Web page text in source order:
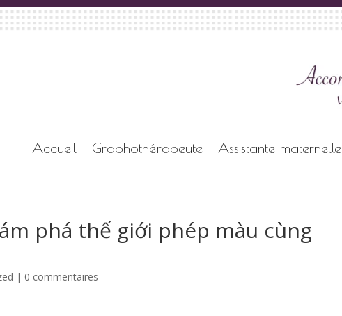
Accueil Graphothérapeute Assistante maternelle
phá thế giới phép màu cùng
| 0 commentaires